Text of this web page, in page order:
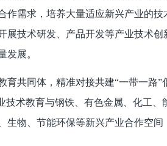
作需求，培养大量适应新兴产业的技
展技术研发、产品开发等产业技术创
发展。
共同体，精准对接共建“一带一路”
术教育与钢铁、有色金属、化工、
生物、节能环保等新兴产业合作空间